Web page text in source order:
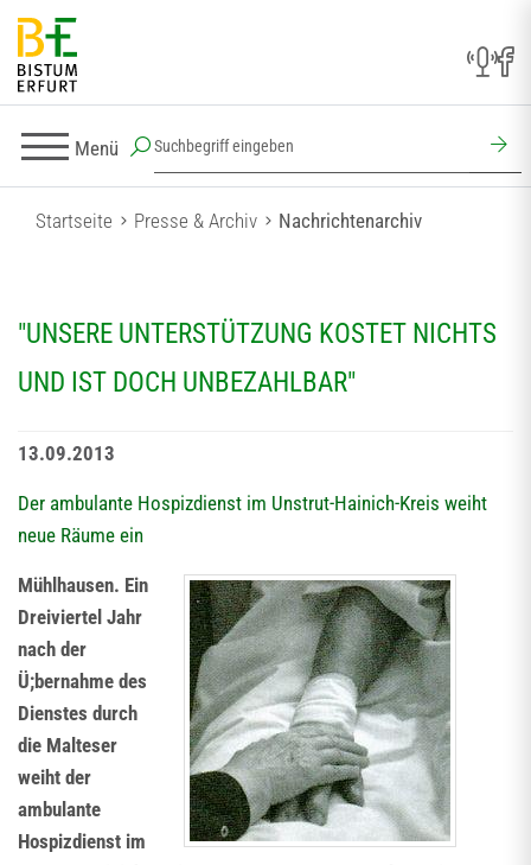
Menü
Startseite Presse & Archiv Nachrichtenarchiv
"UNSERE UNTERSTÜTZUNG KOSTET NICHTS
UND IST DOCH UNBEZAHLBAR"
13.09.2013
Der ambulante Hospizdienst im Unstrut-Hainich-Kreis weiht
neue Räume ein
Mühlhausen. Ein
Dreiviertel Jahr
nach der
Ü;bernahme des
Dienstes durch
die Malteser
weiht der
ambulante
Hospizdienst im